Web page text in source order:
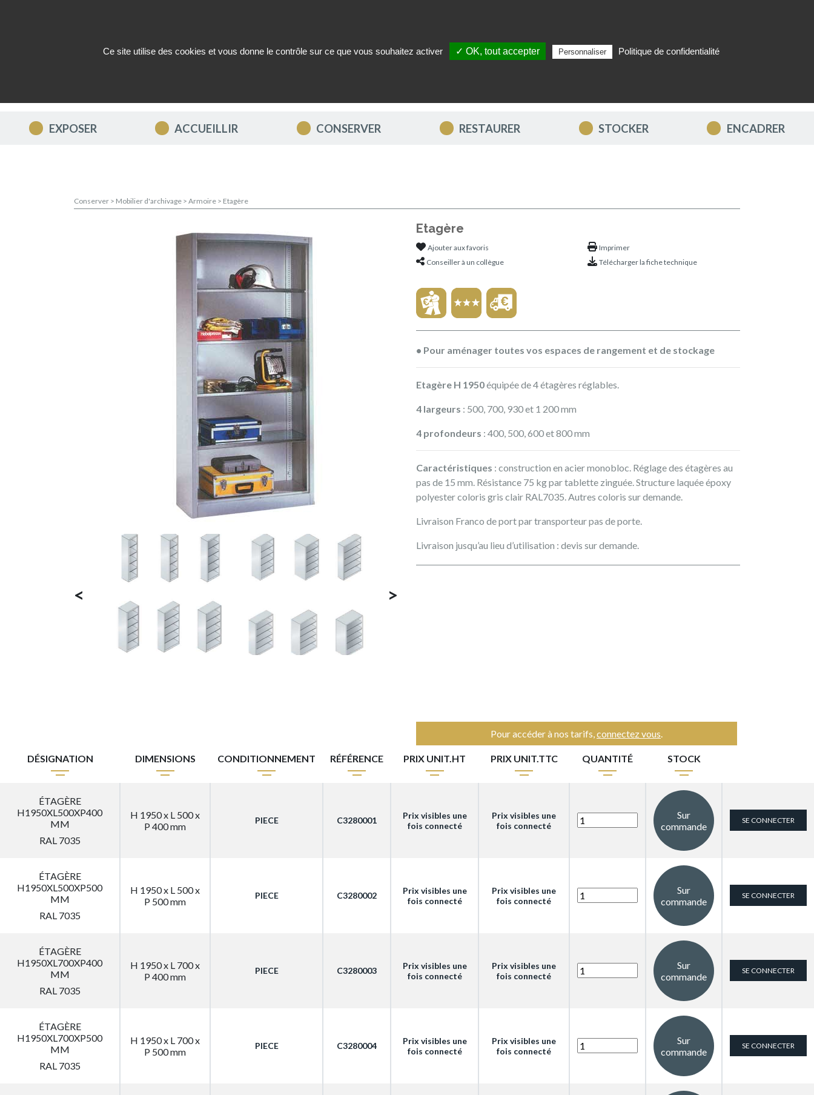
EXPOSER ACCUEILLIR CONSERVER RESTAURER STOCKER ENCADRER
Conserver > Mobilier d'archivage > Armoire > Etagère
< >
Etagère
Ajouter aux favoris
Conseiller à un collègue
Imprimer
Télécharger la fiche technique
• Pour aménager toutes vos espaces de rangement et de stockage
Etagère H 1950équipée de 4 étagères réglables.
4 largeurs : 500, 700, 930 et 1 200 mm
4 profondeurs : 400, 500, 600 et 800 mm
Caractéristiques : construction en acier monobloc. Réglage des étagères au
pas de 15 mm. Résistance 75 kg par tablette zinguée. Structure laquée époxy
polyester coloris gris clair RAL7035. Autres coloris sur demande.
Livraison Franco de port par transporteur pas de porte.
Livraison jusqu’au lieu d’utilisation : devis sur demande.
Pour accéder à nos tarifs,connectez vous.
DÉSIGNATION DIMENSIONS CONDITIONNEMENT RÉFÉRENCE PRIX UNIT.HT PRIX UNIT.TTC QUANTITÉ STOCK
ÉTAGÈRE
H1950XL500XP400
MM
RAL 7035
H 1950 x L 500 x
P 400 mm
PIECE C3280001
Prix visibles une
fois connecté
Prix visibles une
fois connecté
Sur
commande
SE CONNECTER
ÉTAGÈRE
H1950XL500XP500
MM
RAL 7035
H 1950 x L 500 x
P 500 mm
PIECE C3280002
Prix visibles une
fois connecté
Prix visibles une
fois connecté
Sur
commande
SE CONNECTER
ÉTAGÈRE
H1950XL700XP400
MM
RAL 7035
H 1950 x L 700 x
P 400 mm
PIECE C3280003
Prix visibles une
fois connecté
Prix visibles une
fois connecté
Sur
commande
SE CONNECTER
ÉTAGÈRE
H1950XL700XP500
MM
RAL 7035
H 1950 x L 700 x
P 500 mm
PIECE C3280004
Prix visibles une
fois connecté
Prix visibles une
fois connecté
Sur
commande
SE CONNECTER
Ce site utilise des cookies et vous donne le contrôle sur ce que vous souhaitez activer ✓ OK, tout accepter Personnaliser Politique de confidentialité